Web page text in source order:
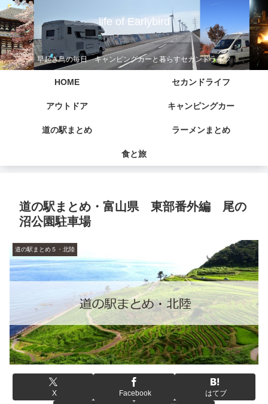
life of Earlybird
早起き鳥の毎日 キャンピングカーと暮らすセカンドライフ
HOME セカンドライフ
アウトドア キャンピングカー
道の駅まとめ ラーメンまとめ
食と旅
道の駅まとめ・富山県 東部番外編 尾の
沼公園駐車場
道の駅まとめ５・北陸
X Facebook はてブ